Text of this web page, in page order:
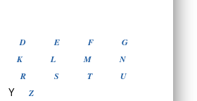
D E F
G
K L M
N
R S T
U
Y Z